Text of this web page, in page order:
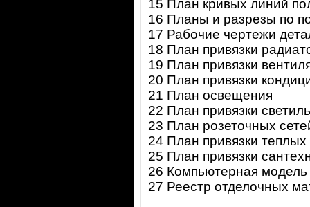
15 План кривых линий
16 Планы и разрезы по
17 Рабочие чертежи
18 План привязки
19 План привязки
20 План привязки
21 План освещения
22 План привязки
23 План розеточных
24 План привязки теплых
25 План привязки
26 Компьютерная
27 Реестр отделочных